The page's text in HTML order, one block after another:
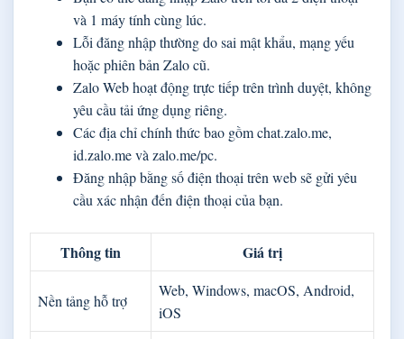
và 1 máy tính cùng lúc.
Lỗi đăng nhập thường do sai mật khẩu, mạng yếu
hoặc phiên bản Zalo cũ.
Zalo Web hoạt động trực tiếp trên trình duyệt, không
yêu cầu tải ứng dụng riêng.
Các địa chỉ chính thức bao gồm chat.zalo.me,
id.zalo.me và zalo.me/pc.
Đăng nhập bằng số điện thoại trên web sẽ gửi yêu
cầu xác nhận đến điện thoại của bạn.
Thông tin Giá trị
Nền tảng hỗ trợ
Web, Windows, macOS, Android,
iOS